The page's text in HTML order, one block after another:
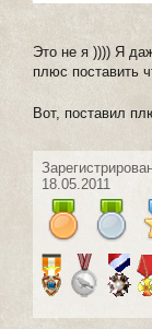
Это не я )))) Я
плюс поставить
Вот, поставил
18.05.2011